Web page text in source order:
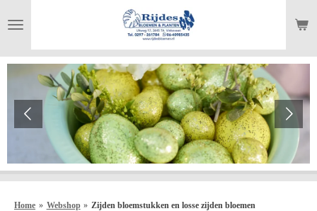
direct
de
hoofdinhoud
Home » Webshop » Zijden bloemstukken en losse zijden bloemen